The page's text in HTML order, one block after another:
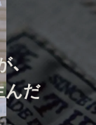
、
んだ